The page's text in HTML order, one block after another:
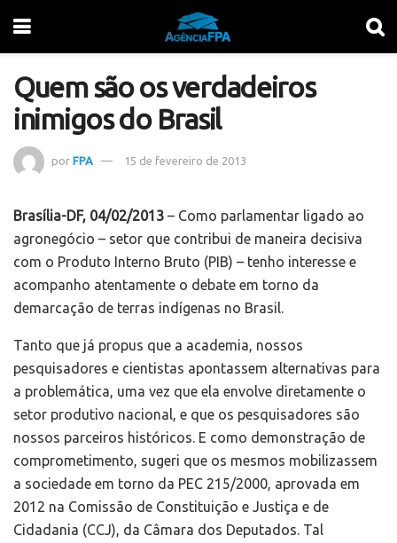
Quem são os verdadeiros
inimigos do Brasil
por FPA 15 de fevereiro de 2013
Brasília-DF, 04/02/2013 – Como parlamentar ligado ao
agronegócio – setor que contribui de maneira decisiva
com o Produto Interno Bruto (PIB) – tenho interesse e
acompanho atentamente o debate em torno da
demarcação de terras indígenas no Brasil.
Tanto que já propus que a academia, nossos
pesquisadores e cientistas apontassem alternativas para
a problemática, uma vez que ela envolve diretamente o
setor produtivo nacional, e que os pesquisadores são
nossos parceiros históricos. E como demonstração de
comprometimento, sugeri que os mesmos mobilizassem
a sociedade em torno da PEC 215/2000, aprovada em
2012 na Comissão de Constituição e Justiça e de
Cidadania (CCJ), da Câmara dos Deputados. Tal